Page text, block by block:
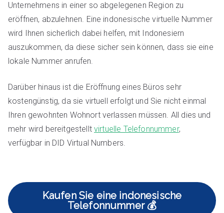
Unternehmens in einer so abgelegenen Region zu
eröffnen, abzulehnen. Eine indonesische virtuelle Nummer
wird Ihnen sicherlich dabei helfen, mit Indonesiern
auszukommen, da diese sicher sein können, dass sie eine
lokale Nummer anrufen.
Darüber hinaus ist die Eröffnung eines Büros sehr
kostengünstig, da sie virtuell erfolgt und Sie nicht einmal
Ihren gewohnten Wohnort verlassen müssen. All dies und
mehr wird bereitgestelltvirtuelle Telefonnummer,
verfügbar in DID Virtual Numbers.
Kaufen Sie eine indonesische
Telefonnummer 💰